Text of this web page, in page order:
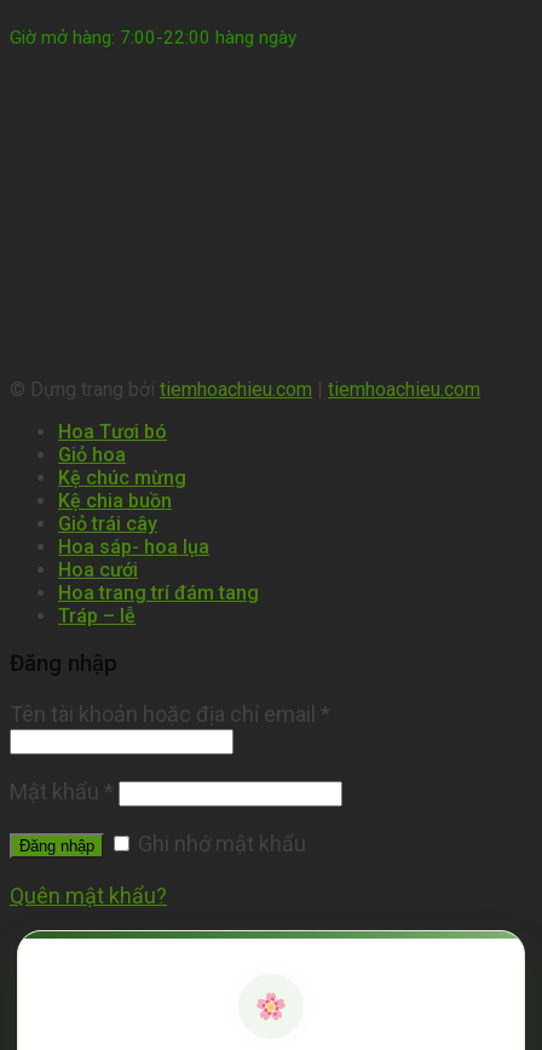
Giờ mở hàng: 7:00-22:00 hàng ngày
© Dựng trang bởi tiemhoachieu.com | tiemhoachieu.com
Hoa Tươi bó
Giỏ hoa
Kệ chúc mừng
Kệ chia buồn
Giỏ trái cây
Hoa sáp- hoa lụa
Hoa cưới
Hoa trang trí đám tang
Tráp – lễ
Đăng nhập
Tên tài khoản hoặc địa chỉ email *
Mật khẩu *
Đăng nhập Ghi nhớ mật khẩu
Quên mật khẩu?